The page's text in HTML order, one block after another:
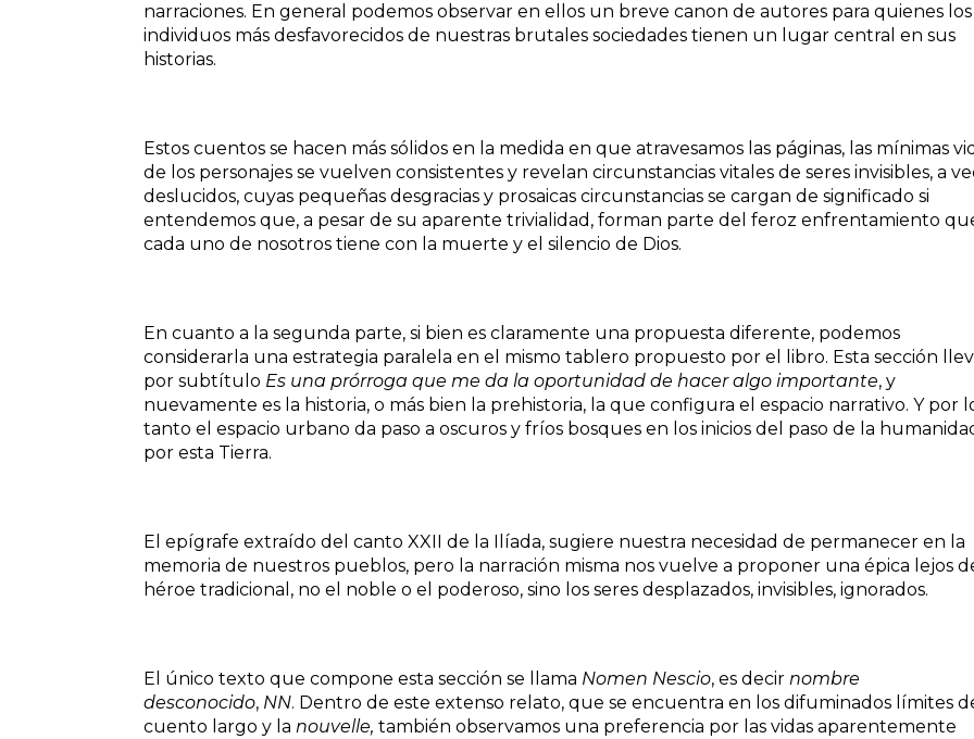
narraciones. En general podemos observar en ellos un breve canon de autores para quienes los
individuos más desfavorecidos de nuestras brutales sociedades tienen un lugar central en sus
historias.
Estos cuentos se hacen más sólidos en la medida en que atravesamos las páginas, las mínimas
de los personajes se vuelven consistentes y revelan circunstancias vitales de seres invisibles, a
deslucidos, cuyas pequeñas desgracias y prosaicas circunstancias se cargan de significado si
entendemos que, a pesar de su aparente trivialidad, forman parte del feroz enfrentamiento
cada uno de nosotros tiene con la muerte y el silencio de Dios.
En cuanto a la segunda parte, si bien es claramente una propuesta diferente, podemos
considerarla una estrategia paralela en el mismo tablero propuesto por el libro. Esta sección
por subtítulo Es una prórroga que me da la oportunidad de hacer algo importante, y
nuevamente es la historia, o más bien la prehistoria, la que configura el espacio narrativo. Y por
tanto el espacio urbano da paso a oscuros y fríos bosques en los inicios del paso de la
por esta Tierra.
El epígrafe extraído del canto XXII de la Ilíada, sugiere nuestra necesidad de permanecer en la
memoria de nuestros pueblos, pero la narración misma nos vuelve a proponer una épica lejos
héroe tradicional, no el noble o el poderoso, sino los seres desplazados, invisibles, ignorados.
El único texto que compone esta sección se llama Nomen Nescio, es decir nombre
desconocido, NN. Dentro de este extenso relato, que se encuentra en los difuminados límites
cuento largo y la nouvelle, también observamos una preferencia por las vidas aparentemente